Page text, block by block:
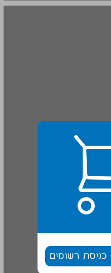
כניסת רשומים